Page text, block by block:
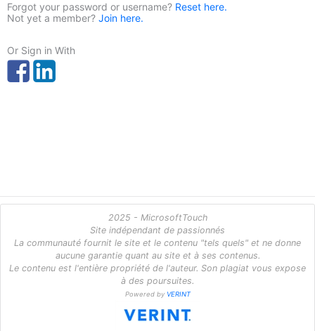
Forgot your password or username? Reset here.
Not yet a member? Join here.
Or Sign in With
2025 - MicrosoftTouch
Site indépendant de passionnés
La communauté fournit le site et le contenu "tels quels" et ne donne
aucune garantie quant au site et à ses contenus.
Le contenu est l'entière propriété de l'auteur. Son plagiat vous expose
à des poursuites.
Powered by VERINT